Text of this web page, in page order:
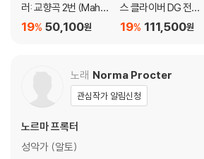
러: 교향곡 2번 (Mahle
r: Symphony No.2)
50,100원
19%
스 클라이버 DG 전집
(Complete Recordi
111,500원
19%
노래 Norma Procter
관심작가 알림신청
노르마 프록터
성악가 (알토)